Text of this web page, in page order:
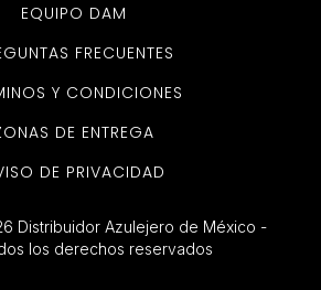
EQUIPO DAM
FRECUENTES
Y CONDICIONES
DE ENTREGA
DE PRIVACIDAD
Distribuidor Azulejero de México -
los derechos reservados